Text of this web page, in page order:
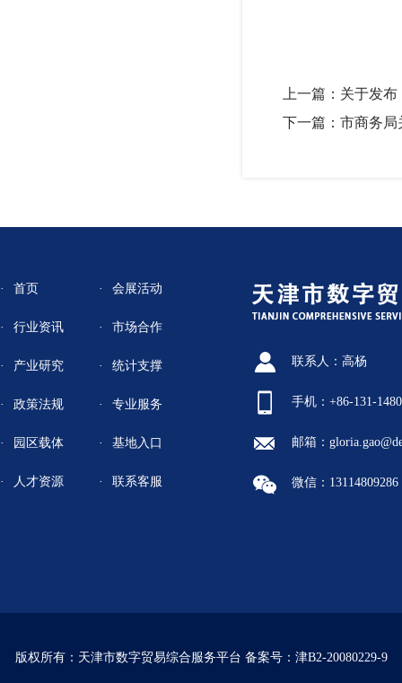
上一篇：关于发
下一篇：市商务局
首页
行业资讯
产业研究
政策法规
园区载体
人才资源
会展活动
市场合作
统计支撑
专业服务
基地入口
联系客服
联系人：高杨
手机：+86-131-
邮箱：
微信：13114809286
版权所有：天津市数字贸易综合服务平台 备案号：津B2-20080229-9